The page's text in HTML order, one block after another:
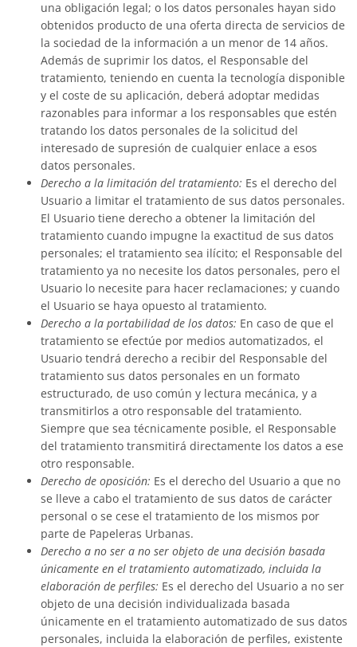
una obligación legal; o los datos personales hayan sido
obtenidos producto de una oferta directa de servicios de
la sociedad de la información a un menor de 14 años.
Además de suprimir los datos, el Responsable del
tratamiento, teniendo en cuenta la tecnología disponible
y el coste de su aplicación, deberá adoptar medidas
razonables para informar a los responsables que estén
tratando los datos personales de la solicitud del
interesado de supresión de cualquier enlace a esos
datos personales.
Derecho a la limitación del tratamiento: Es el derecho del
Usuario a limitar el tratamiento de sus datos personales.
El Usuario tiene derecho a obtener la limitación del
tratamiento cuando impugne la exactitud de sus datos
personales; el tratamiento sea ilícito; el Responsable del
tratamiento ya no necesite los datos personales, pero el
Usuario lo necesite para hacer reclamaciones; y cuando
el Usuario se haya opuesto al tratamiento.
Derecho a la portabilidad de los datos: En caso de que el
tratamiento se efectúe por medios automatizados, el
Usuario tendrá derecho a recibir del Responsable del
tratamiento sus datos personales en un formato
estructurado, de uso común y lectura mecánica, y a
transmitirlos a otro responsable del tratamiento.
Siempre que sea técnicamente posible, el Responsable
del tratamiento transmitirá directamente los datos a ese
otro responsable.
Derecho de oposición: Es el derecho del Usuario a que no
se lleve a cabo el tratamiento de sus datos de carácter
personal o se cese el tratamiento de los mismos por
parte de Papeleras Urbanas.
Derecho a no ser a no ser objeto de una decisión basada
únicamente en el tratamiento automatizado, incluida la
elaboración de perfiles: Es el derecho del Usuario a no ser
objeto de una decisión individualizada basada
únicamente en el tratamiento automatizado de sus datos
personales, incluida la elaboración de perfiles, existente